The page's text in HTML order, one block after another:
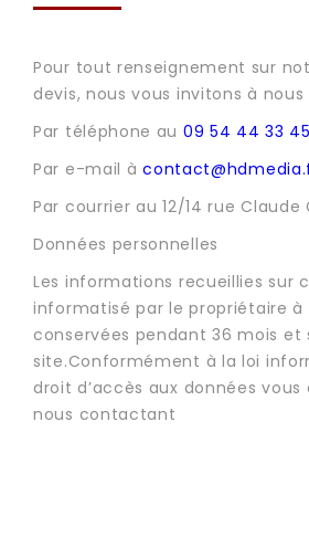
Pour tout renseignement sur
devis, nous vous invitons à
Par téléphone au 09 54 44 33 45
Par e-mail à
Par courrier au 12/14 rue Claude
Données personnelles
Les informations recueillies sur
informatisé par le propriétaire
conservées pendant 36 mois
site.Conformément à la loi
droit d’accès aux données
nous contactant